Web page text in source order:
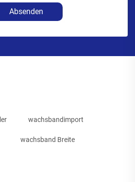
Absenden
wachsbandimport
wachsband Breite